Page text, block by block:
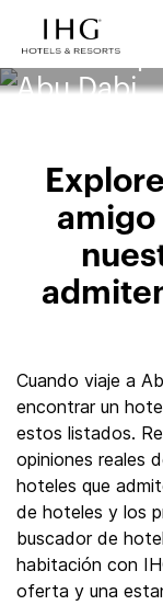
Hoteles
Abu Dabi
amigo
Cuando viaje a
encontrar un
estos listados.
opiniones reales
hoteles que
de hoteles y los
buscador de
habitación con
oferta y una